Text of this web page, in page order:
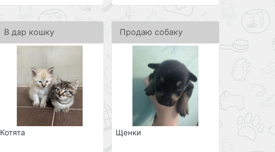
В дар кошку
Котята
Продаю собаку
Щенки